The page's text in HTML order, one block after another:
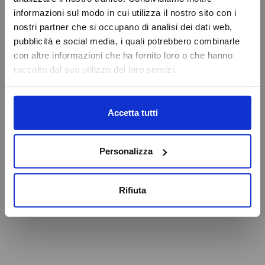
informazioni sul modo in cui utilizza il nostro sito con i
nostri partner che si occupano di analisi dei dati web,
pubblicità e social media, i quali potrebbero combinarle
con altre informazioni che ha fornito loro o che hanno
raccolto dal suo utilizzo dei loro servizi.
Accetta tutti
Personalizza
Rifiuta
Online Booking
Service Eschini Auto
Magazzino e Ricambi
VAI ALLA HOMEPAGE
Attenzione
Caricamento veicoli non riuscito